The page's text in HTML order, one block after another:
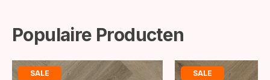
Populaire Producten
SALE SALE